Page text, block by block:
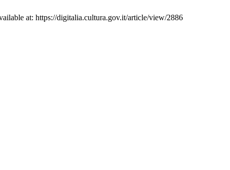
at: https://digitalia.cultura.gov.it/article/view/2886